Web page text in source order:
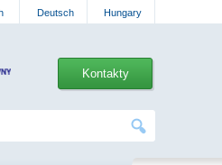
Deutsch Hungary
Kontakty